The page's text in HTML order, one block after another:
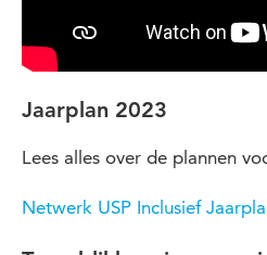
Jaarplan 2023
Lees alles over de plannen
Netwerk USP Inclusief